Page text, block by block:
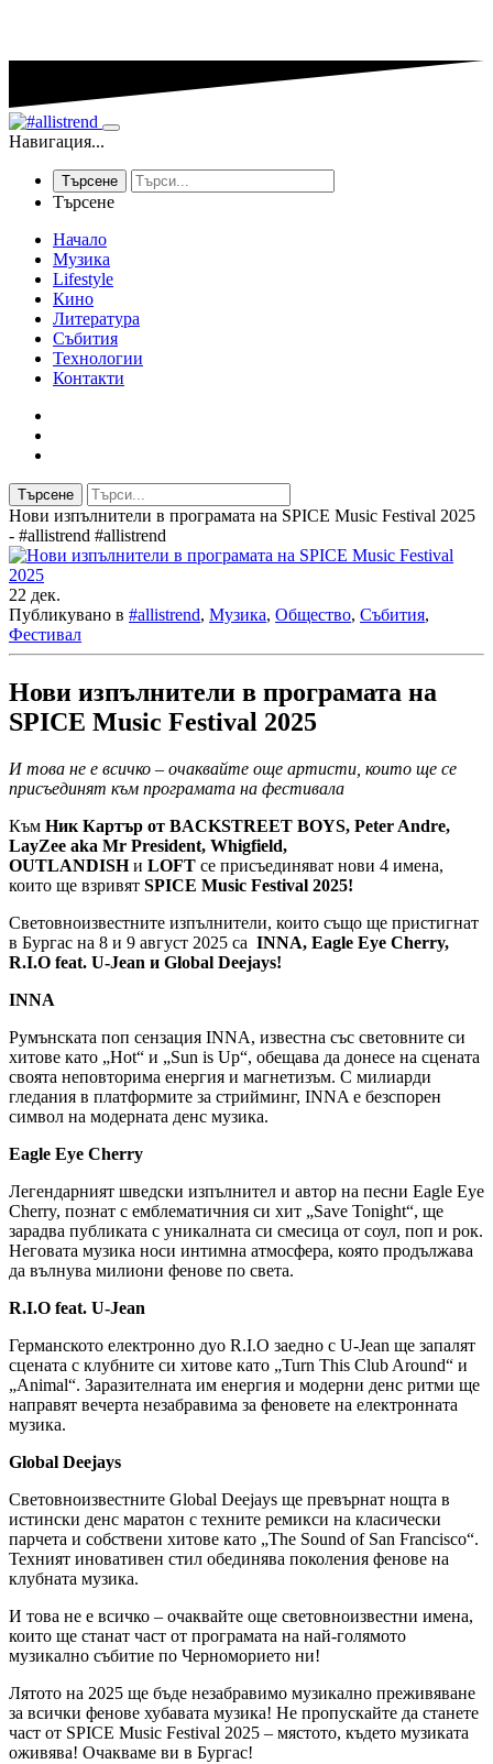
Навигация...
Търсене
Търсене
Начало
Музика
Lifestyle
Кино
Литература
Събития
Технологии
Контакти
Търсене
Нови изпълнители в програмата на SPICE Music Festival 2025
- #allistrend #allistrend
22 дек.
Публикувано в #allistrend, Музика, Общество, Събития,
Фестивал
Нови изпълнители в програмата на
SPICE Music Festival 2025
И това не е всичко – очаквайте още артисти, които ще се
присъединят към програмата на фестивала
Към Ник Картър от BACKSTREET BOYS, Peter Andre,
LayZee aka Mr President, Whigfield,
OUTLANDISHи LOFT се присъединяват нови 4 имена,
които ще взривят SPICE Music Festival 2025!
Световноизвестните изпълнители, които също ще пристигнат
в Бургас на 8 и 9 август 2025 са INNA, Eagle Eye Cherry,
R.I.O feat. U-Jean и Global Deejays!
INNA
Румънската поп сензация INNA, известна със световните си
хитове като „Hot“ и „Sun is Up“, обещава да донесе на сцената
своята неповторима енергия и магнетизъм. С милиарди
гледания в платформите за стрийминг, INNA е безспорен
символ на модерната денс музика.
Eagle Eye Cherry
Легендарният шведски изпълнител и автор на песни Eagle Eye
Cherry, познат с емблематичния си хит „Save Tonight“, ще
зарадва публиката с уникалната си смесица от соул, поп и рок.
Неговата музика носи интимна атмосфера, която продължава
да вълнува милиони фенове по света.
R.I.O feat. U-Jean
Германското електронно дуо R.I.O заедно с U-Jean ще запалят
сцената с клубните си хитове като „Turn This Club Around“ и
„Animal“. Заразителната им енергия и модерни денс ритми ще
направят вечерта незабравима за феновете на електронната
музика.
Global Deejays
Световноизвестните Global Deejays ще превърнат нощта в
истински денс маратон с техните ремикси на класически
парчета и собствени хитове като „The Sound of San Francisco“.
Техният иновативен стил обединява поколения фенове на
клубната музика.
И това не е всичко – очаквайте още световноизвестни имена,
които ще станат част от програмата на най-голямото
музикално събитие по Черноморието ни!
Лятото на 2025 ще бъде незабравимо музикално преживяване
за всички фенове хубавата музика! Не пропускайте да станете
част от SPICE Music Festival 2025 – мястото, където музиката
оживява! Очакваме ви в Бургас!